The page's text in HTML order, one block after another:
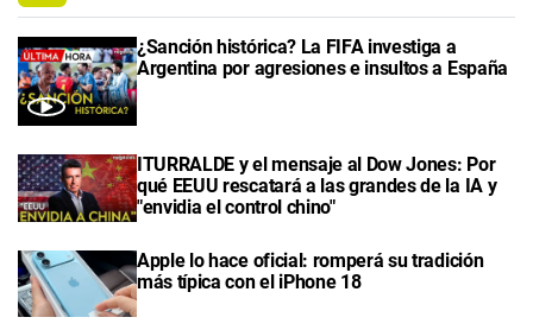
¿Sanción histórica? La FIFA investiga a
Argentina por agresiones e insultos a España
ITURRALDE y el mensaje al Dow Jones: Por
qué EEUU rescatará a las grandes de la IA y
"envidia el control chino"
Apple lo hace oficial: romperá su tradición
más típica con el iPhone 18